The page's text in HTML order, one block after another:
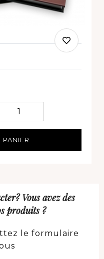
PANIER
Vous avez des
produits ?
le formulaire